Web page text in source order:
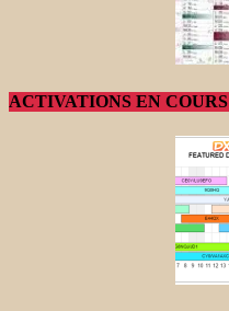
ACTIVATIONS EN COURS